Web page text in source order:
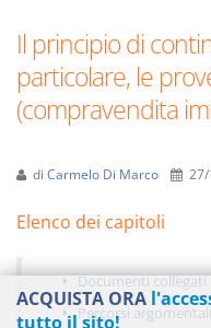
Il principio di
particolare, le
(compravendita
di Carmelo Di Marco
Elenco dei capitoli
Documenti collegati
Percorsi argomentali
ACQUISTA ORA
tutto il sito!